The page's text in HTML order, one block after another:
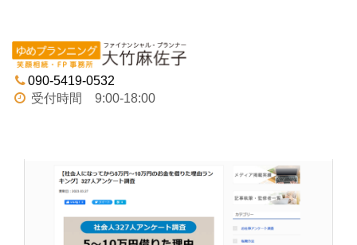
090-5419-0532
受付時間 9:00-18:00